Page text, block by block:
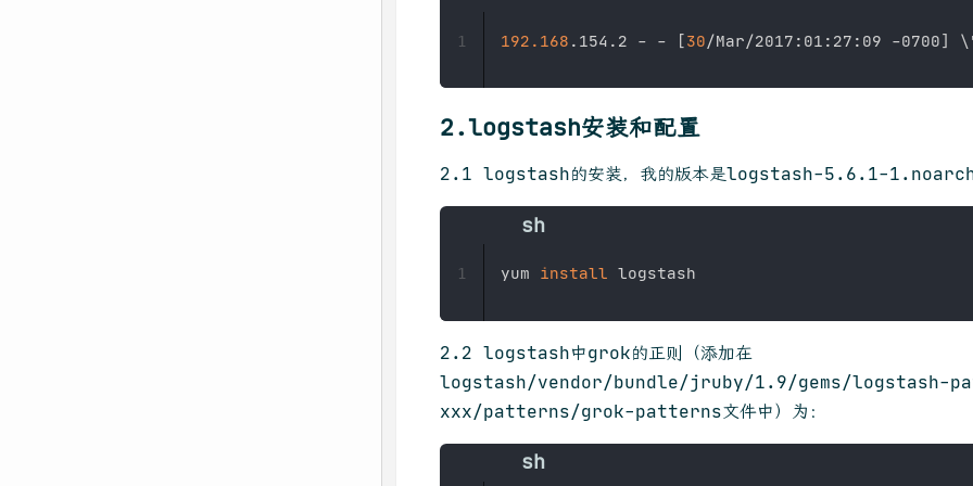
192.168 .154.2 - - [30/Mar/2017:01:27:09 -0700] \
1
2.logstash安装和配置
2.1 logstash的安装，我的版本是logstash-5.6.1-
yum install
1
2.2 logstash中grok的正则（添加在
logstash/vendor/bundle/jruby/1.9/gems/logstash-
xxx/patterns/grok-patterns文件中）为：